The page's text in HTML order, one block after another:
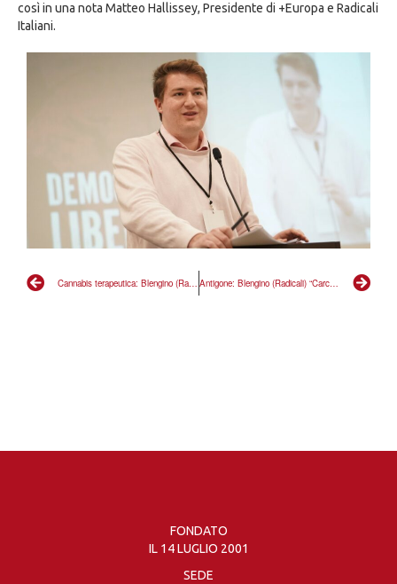
Antigone: Blengino (Radicali) “Carceri italiane lager legalizzati”
così in una nota Matteo Hallissey, Presidente di +Europa e Radicali
Italiani.
FONDATO
IL 14 LUGLIO 2001
SEDE